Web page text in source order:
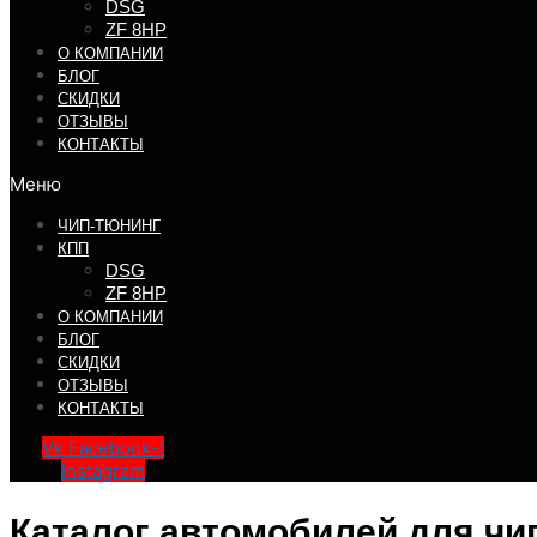
DSG
ZF 8HP
О КОМПАНИИ
БЛОГ
СКИДКИ
ОТЗЫВЫ
КОНТАКТЫ
Меню
ЧИП-ТЮНИНГ
КПП
DSG
ZF 8HP
О КОМПАНИИ
БЛОГ
СКИДКИ
ОТЗЫВЫ
КОНТАКТЫ
Vk Facebook-f
Instagram